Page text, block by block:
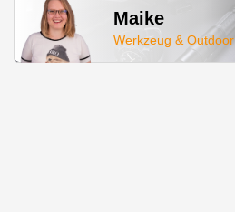
Maike
Werkzeug & Outdoor